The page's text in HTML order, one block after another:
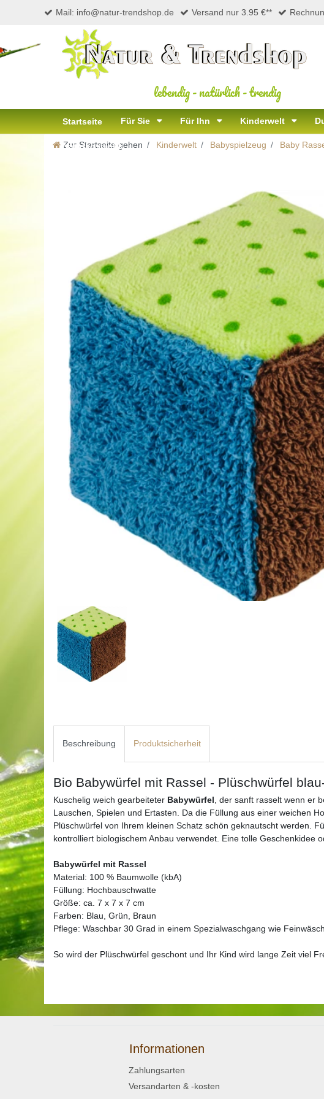
Mail: info@natur-trendshop.de Versand nur 3.95 €**
lebendig-natürlich-trendig
Startseite Für Sie Für Ihn Kinderwelt
Naturkosmetik
Zur Startseite gehen Kinderwelt Babyspielzeug Baby
Beschreibung Produktsicherheit
Bio Babywürfel mit Rassel - Plüschwürfel
Kuschelig weich gearbeiteter Babywürfel , der sanft rasselt wenn er
Lauschen, Spielen und Ertasten. Da die Füllung aus einer weichen
Plüschwürfel von Ihrem kleinen Schatz schön geknautscht werden.
kontrolliert biologischem Anbau verwendet. Eine tolle Geschenkidee
Babywürfel mit Rassel
Material: 100 % Baumwolle (kbA)
Füllung: Hochbauschwatte
Größe: ca. 7 x 7 x 7 cm
Farben: Blau, Grün, Braun
Pflege: Waschbar 30 Grad in einem Spezialwaschgang wie
So wird der Plüschwürfel geschont und Ihr Kind wird lange Zeit viel
Informationen
Zahlungsarten
Versandarten & -kosten